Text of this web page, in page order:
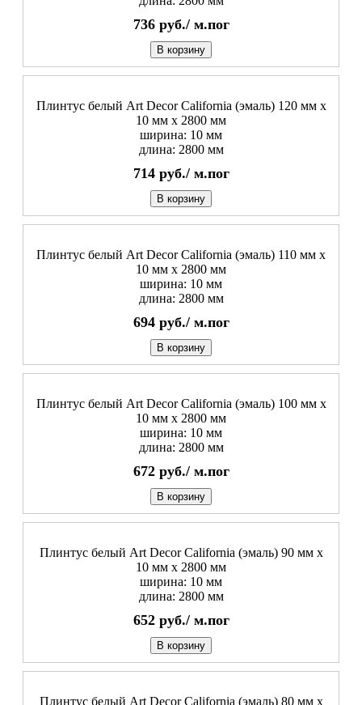
736 руб./ м.пог
В корзину
Плинтус белый Art Decor California (эмаль) 120 мм х
10 мм х 2800 мм
ширина: 10 мм
длина: 2800 мм
714 руб./ м.пог
В корзину
Плинтус белый Art Decor California (эмаль) 110 мм х
10 мм х 2800 мм
ширина: 10 мм
длина: 2800 мм
694 руб./ м.пог
В корзину
Плинтус белый Art Decor California (эмаль) 100 мм х
10 мм х 2800 мм
ширина: 10 мм
длина: 2800 мм
672 руб./ м.пог
В корзину
Плинтус белый Art Decor California (эмаль) 90 мм х
10 мм х 2800 мм
ширина: 10 мм
длина: 2800 мм
652 руб./ м.пог
В корзину
Плинтус белый Art Decor California (эмаль) 80 мм х